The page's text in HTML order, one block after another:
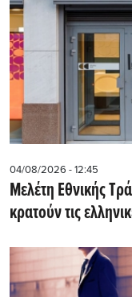
04/08/2026 - 12:45
Μελέτη Εθνικής
κρατούν τις